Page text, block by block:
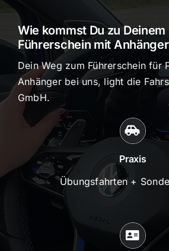
Wie kommst Du zu Deinem
Führerschein mit
Dein Weg zum Führerschein für
Anhänger bei uns, light die
GmbH.
Praxis
Übungsfahrten +